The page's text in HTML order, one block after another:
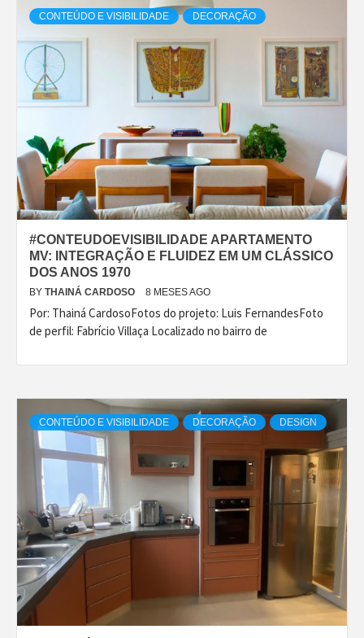
CONTEÚDO E VISIBILIDADE DECORAÇÃO
#CONTEUDOEVISIBILIDADE APARTAMENTO
MV: INTEGRAÇÃO E FLUIDEZ EM UM CLÁSSICO
DOS ANOS 1970
BY THAINÁ CARDOSO 8 MESES AGO
Por: Thainá CardosoFotos do projeto: Luis FernandesFoto
de perfil: Fabrício Villaça Localizado no bairro de
CONTEÚDO E VISIBILIDADE DECORAÇÃO DESIGN